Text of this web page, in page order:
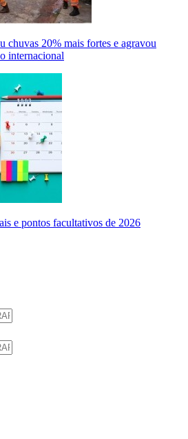
chuvas 20% mais fortes e agravou
internacional
e pontos facultativos de 2026